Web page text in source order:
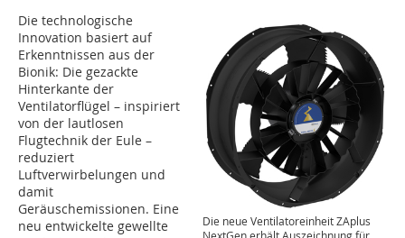
Die neue Ventilatoreinheit ZAplus
NextGen erhält Auszeichnung für
Die technologische
Innovation basiert auf
Erkenntnissen aus der
Bionik: Die gezackte
Hinterkante der
Ventilatorflügel – inspiriert
von der lautlosen
Flugtechnik der Eule –
reduziert
Luftverwirbelungen und
damit
Geräuschemissionen. Eine
neu entwickelte gewellte